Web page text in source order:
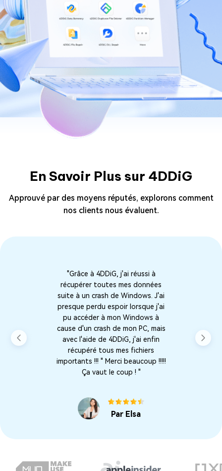
En Savoir Plus sur 4DDiG
Approuvé par des moyens réputés, explorons comment
nos clients nous évaluent.
"Grâce à 4DDiG, j'ai réussi à
récupérer toutes mes données
suite à un crash de Windows. J'ai
presque perdu espoir lorsque j'ai
pu accéder à mon Windows à
cause d'un crash de mon PC, mais
avec l'aide de 4DDiG, j'ai enfin
récupéré tous mes fichiers
importants !!! " Merci beaucoup !!!!!
Ça vaut le coup ! "
Par Elsa